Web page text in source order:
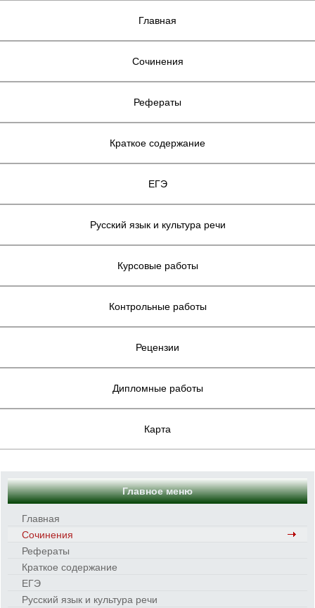
Главная
Сочинения
Рефераты
Краткое содержание
ЕГЭ
Русский язык и культура речи
Курсовые работы
Контрольные работы
Рецензии
Дипломные работы
Карта
Главное меню
Главная
Сочинения
Рефераты
Краткое содержание
ЕГЭ
Русский язык и культура речи